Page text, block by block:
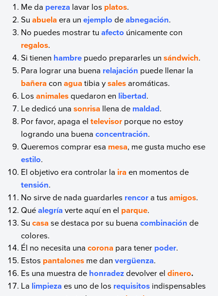
Me da pereza lavar los platos.
Suabuela era unejemplo deabnegación.
No puedes mostrar tuafecto únicamente con
regalos.
Si tienen hambre puedo prepararles unsándwich.
Para lograr una buena relajación puede llenar la
bañeraconagua tibia ysalesaromáticas.
Losanimalesquedaron en libertad.
Le dedicó unasonrisa llena de maldad.
Por favor, apaga eltelevisor porque no estoy
logrando una buenaconcentración.
Queremos comprar esa mesa, me gusta mucho ese
estilo.
El objetivo era controlar la ira en momentos de
tensión.
No sirve de nada guardarles rencora tusamigos.
Quéalegría verte aquí en el parque.
Sucasa se destaca por su buenacombinación de
colores.
Él no necesita unacorona para tener poder.
Estos pantalones me danvergüenza.
Es una muestra de honradezdevolver eldinero.
La limpieza es uno de los requisitos indispensables